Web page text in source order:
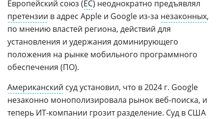
Европейский союз (ЕС) неоднократно предъявлял
претензии в адрес Apple и Google из-за незаконных,
по мнению властей региона, действий для
установления и удержания доминирующего
положения на рынке мобильного программного
обеспечения (ПО).
Американский суд установил, что в 2024 г. Google
незаконно монополизировала рынок веб-поиска, и
теперь ИТ-компании грозит разделение. Суд в США